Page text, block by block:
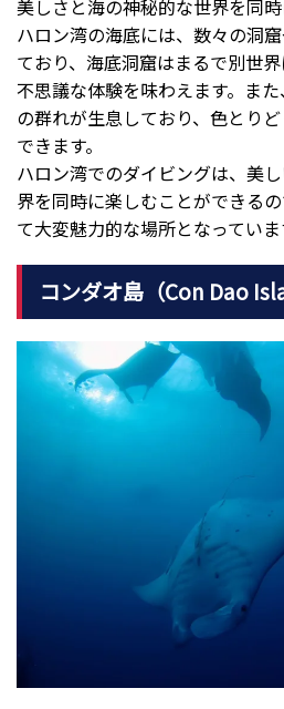
美しさと海の神秘的な世界を同時
ハロン湾の海底には、数々の洞
ており、海底洞窟はまるで別世
不思議な体験を味わえます。ま
の群れが生息しており、色とり
できます。
ハロン湾でのダイビングは、美
界を同時に楽しむことができる
て大変魅力的な場所となっていま
コンダオ島（Con Dao